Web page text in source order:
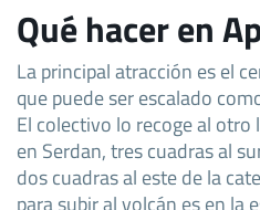
Qué hacer en
La principal atracción es el
que puede ser escalado
El colectivo lo recoge al
en Serdan, tres cuadras al
dos cuadras al este de la
para subir al volcán es en la